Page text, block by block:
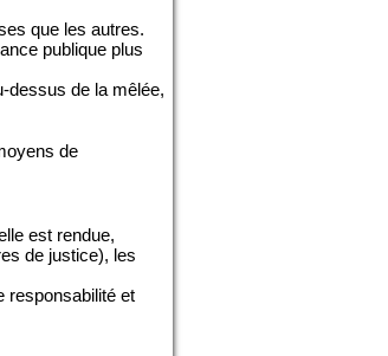
que les autres.
publique plus
dessus de la mêlée,
de
est rendue,
de justice), les
responsabilité et